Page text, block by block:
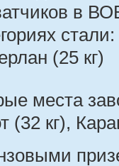
в
(25 кг)
места
(32 кг),